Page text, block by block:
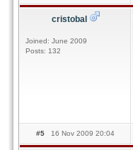
cristobal
Joined: June 2009
Posts: 132
#5 16 Nov 2009 20:04